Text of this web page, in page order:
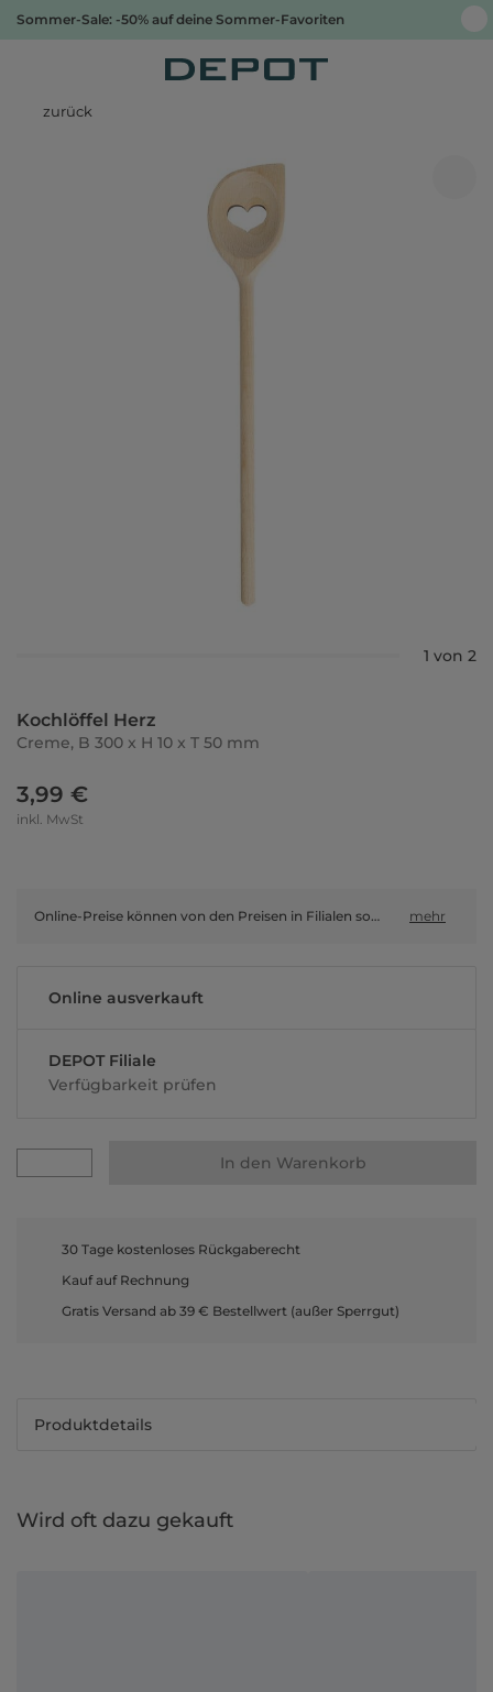
Sommer-Sale: -50% auf deine Sommer-Favoriten
zurück
1 von 2
Kochlöffel Herz
Creme, B 300 x H 10 x T 50 mm
3,99 €
inkl. MwSt
Online-Preise können von den Preisen in Filialen sowie Shop-in-Shop-Flächen abweichen. mehr
Online ausverkauft
DEPOT Filiale
Verfügbarkeit prüfen
In den Warenkorb
30 Tage kostenloses Rückgaberecht
Kauf auf Rechnung
Gratis Versand ab 39 € Bestellwert (außer Sperrgut)
Produktdetails
Wird oft dazu gekauft